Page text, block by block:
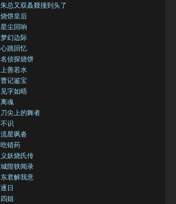
朱总又双叒叕撞到头了
烧饼皇后
星尘回响
梦幻边际
心跳回忆
名侦探烧饼
上善若水
曹记鉴宝
见字如晤
离魂
刀尖上的舞者
不识
流星飒沓
吃错药
义妖烧氏传
城隍轶闻录
东君解我意
逐日
四姐